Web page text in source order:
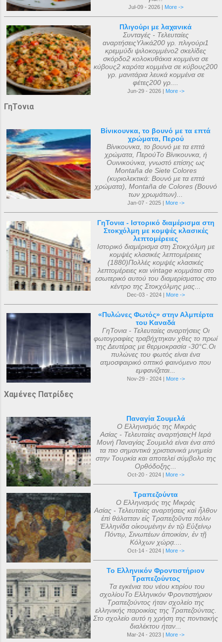
Jul-09 - 2026 | More ->
Πλιγούρι με λαχανικά
Συνταγές - Τελευταίες
αναρτήσειςΥλικά200 γρ. πλιγούρι1
κρεμμύδι ψιλοκομμένο2 σκελίδες
σκόρδο2 κολοκυθάκια κομμένα σε
κύβους2 καρότα κομμένα σε κύβους200
γρ. μανιτάρια λευκά κομμένα σε
φέτες200 γρ....
Jun-29 - 2026 | More ->
ΓηΤονια
Βίνικουνκα, το βουνό με τα επτά
χρώματα, Περού
Βίνικουνκα, το βουνό με τα επτά
χρώματα, ΠερούΤο Βίνικουνκα, ή
Ουινικούνκα, γνωστό επίσης ως
Montaña de Siete Colores
(κυριολεκτικά: Βουνό με τα επτά
χρώματα), Montaña de Colores (Βουνό
των χρωμάτων)...
Jan-07 - 2025 | More ->
ΓηΤονια - Ιστορικό διαμέρισμα στη
Στοκχόλμη με κομψές κλασικές
λεπτομέρειες
Ιστορικό διαμέρισμα στη Στοκχόλμη με
κομψές κλασικές λεπτομέρειες
(1880)Πολλές κομψές κλασικές
λεπτομέρειες και vintage κομμάτια στο
εσωτερικό αυτού του διαμερίσματος στο
κέντρο της Στοκχόλμης μας...
Dec-03 - 2024 | More ->
«Πυλώνες Φωτός» στην Αλμπέρτα
του Καναδά
ΓηΤονια - Τελευταίες αναρτήσεις Οι
φωτογραφίες τραβήχτηκαν χθες το πρωί
της Δευτέρας με θερμοκρασία -30°C.Οι
πυλώνες του φωτός είναι ένα
ατμοσφαιρικό οπτικό φαινόμενο που
εμφανίζεται...
Nov-29 - 2024 | More ->
Χαμένες Πατρίδες
Παναγία Σουμελά
Ο Ελληνισμός της Μικράς
Ασίας - Τελευταίες αναρτήσειςΗ Ιερά
Μονή Παναγίας Σουμελά είναι ένα από
τα πιο σημαντικά χριστιανικά μνημεία
στην Τουρκία και αποτελεί σύμβολο της
Ορθόδοξης...
Oct-20 - 2024 | More ->
Τραπεζούντα
Ο Ελληνισμός της Μικράς
Ασίας - Τελευταίες αναρτήσεις καὶ ἦλθον
ἐπὶ θάλατταν εἰς Τραπεζοῦντα πόλιν
Ἑλληνίδα οἰκουμένην ἐν τῷ Εὐξείνῳ
Πόντῳ, Σινωπέων ἀποικίαν, ἐν τῇ
Κόλχων χώρᾳ....
Oct-14 - 2024 | More ->
Το Ελληνικόν Φροντιστήριον
Τραπεζούντος
Τα εγκένια του νέου κτιρίου του
σχολίουΤο Ελληνικόν Φροντιστήριον
Τραπεζούντος ήταν σχολείο της
ελληνικής παροικίας της Τραπεζούντας.
Στο σχολείο αυτό η χρήση της ποντιακής
διαλέκτου ήταν...
Mar-24 - 2023 | More ->